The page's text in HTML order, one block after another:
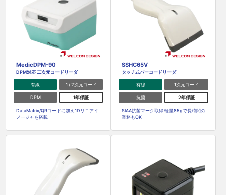
MedicDPM-90
DPM対応 二次元コードリーダ
有線 1 / 2次元コード
DPM 1年保証
DataMatrix/QRコードに加え1Dリニアイ
メージャを搭載
SSHC65V
タッチ式バーコードリーダ
有線 1次元コード
抗菌 2年保証
SIAA抗菌マーク取得 軽量85gで長時間の
業務もOK